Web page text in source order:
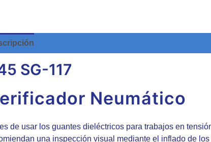
SG-117
Neumático
de usar los guantes dieléctricos para trabajos en
una inspección visual mediante el inflado de